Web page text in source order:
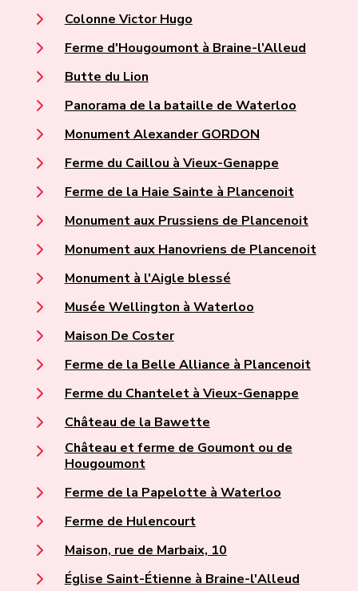
Colonne Victor Hugo
Ferme d'Hougoumont à Braine-l’Alleud
Butte du Lion
Panorama de la bataille de Waterloo
Monument Alexander GORDON
Ferme du Caillou à Vieux-Genappe
Ferme de la Haie Sainte à Plancenoit
Monument aux Prussiens de Plancenoit
Monument aux Hanovriens de Plancenoit
Monument à l'Aigle blessé
Musée Wellington à Waterloo
Maison De Coster
Ferme de la Belle Alliance à Plancenoit
Ferme du Chantelet à Vieux-Genappe
Château de la Bawette
Château et ferme de Goumont ou de
Hougoumont
Ferme de la Papelotte à Waterloo
Ferme de Hulencourt
Maison, rue de Marbaix, 10
Église Saint-Étienne à Braine-l'Alleud